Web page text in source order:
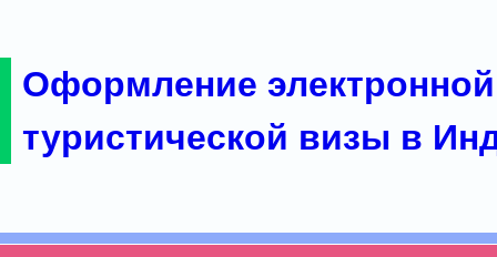
Оформление электронной
туристической визы в